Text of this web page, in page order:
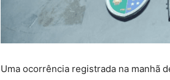
Uma ocorrência registrada na manhã